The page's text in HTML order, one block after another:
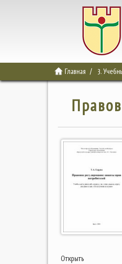
Главная 3.
Открыть